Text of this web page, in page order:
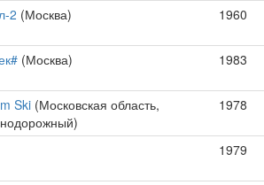
2 (Москва) 1960
(Москва) 1983
Ski(Московская область,
1978
1979